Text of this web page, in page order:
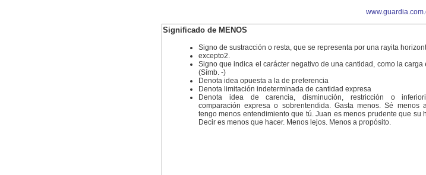
Significado de MENOS
Signo de sustracción o resta, que se representa por una rayita
excepto2.
Signo que indica el carácter negativo de una cantidad, como la carga
(Símb. -)
Denota idea opuesta a la de preferencia
Denota limitación indeterminada de cantidad expresa
Denota idea de carencia, disminución, restricción o
comparación expresa o sobrentendida. Gasta menos. Sé menos
tengo menos entendimiento que tú. Juan es menos prudente que su
Decir es menos que hacer. Menos lejos. Menos a propósito.